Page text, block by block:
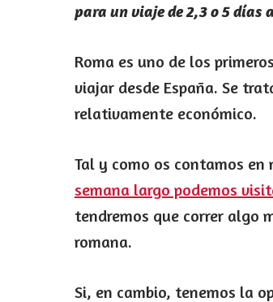
para un viaje de 2,3 o 5
Roma es uno de los
viajar desde España. Se
relativamente económico.
Tal y como os contamos en
semana largo podemos
tendremos que correr algo
romana.
Si, en cambio, tenemos la